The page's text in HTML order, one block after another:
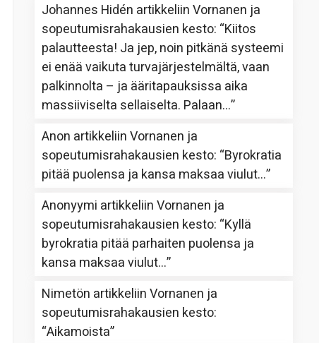
Johannes Hidén artikkeliinVornanen ja
sopeutumisrahakausien kesto: “Kiitos
palautteesta! Ja jep, noin pitkänä systeemi
ei enää vaikuta turvajärjestelmältä, vaan
palkinnolta – ja ääritapauksissa aika
massiiviselta sellaiselta. Palaan…”
Anon artikkeliinVornanen ja
sopeutumisrahakausien kesto: “Byrokratia
pitää puolensa ja kansa maksaa viulut…”
Anonyymi artikkeliinVornanen ja
sopeutumisrahakausien kesto: “Kyllä
byrokratia pitää parhaiten puolensa ja
kansa maksaa viulut…”
Nimetön artikkeliinVornanen ja
sopeutumisrahakausien kesto:
“Aikamoista”